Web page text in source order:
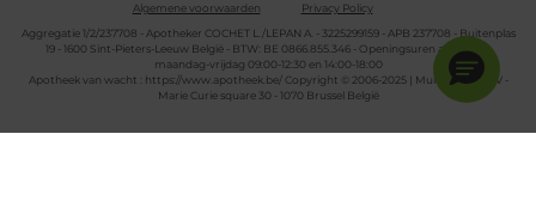
Algemene voorwaarden
Privacy Policy
Aggregatie 1/2/237708 - Apotheker COCHET L./LEPAN A. - 3225299159 - APB 237708 - Buitenplas
19 - 1600 Sint-Pieters-Leeuw België - BTW: BE 0866.855.346 - Openingsuren apotheek:
maandag-vrijdag 09:00-12:30 en 14:00-18:00
Apotheek van wacht :
https://www.apotheek.be/Copyright © 2006-2025 | Multipharma CV -
Marie Curie square 30 - 1070 Brussel België